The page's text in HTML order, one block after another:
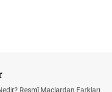
Resmî Maçlardan Farkları